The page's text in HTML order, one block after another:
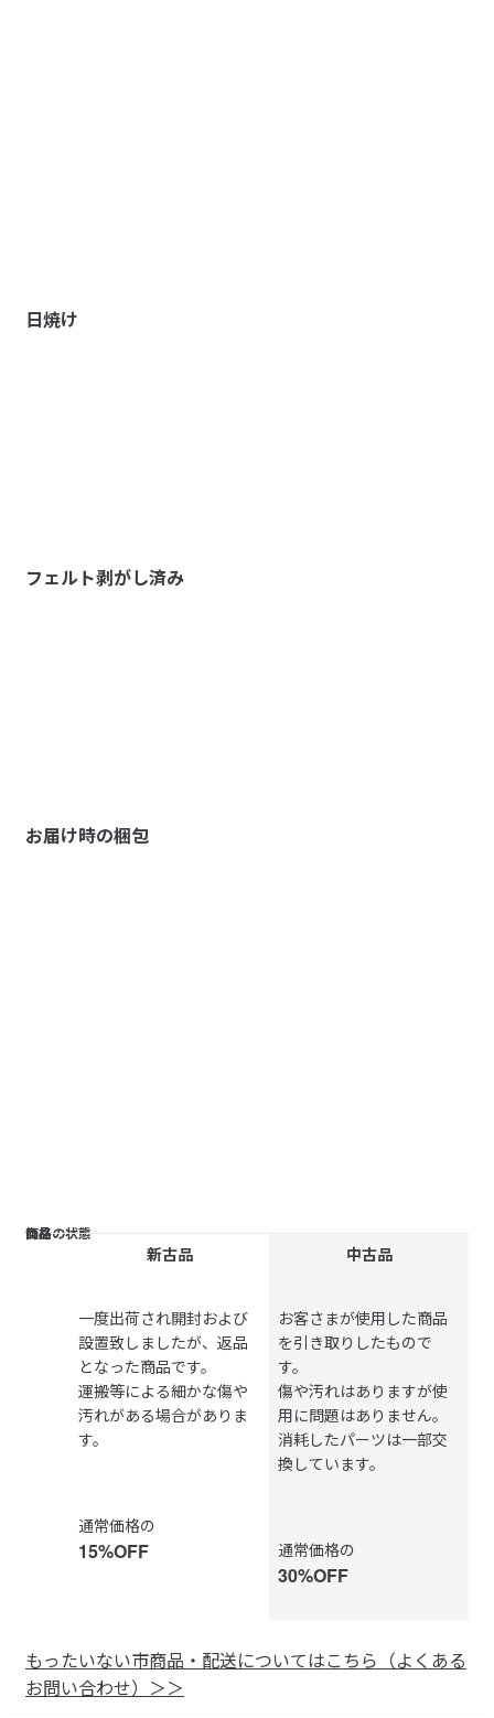
日焼け
フェルト剥がし済み
お届け時の梱包
商品の状態
価格
新古品
商品の状態
一度出荷され開封および
設置致しましたが、返品
となった商品です。
運搬等による細かな傷や
汚れがある場合がありま
す。
価格
通常価格の
15%OFF
中古品
商品の状態
お客さまが使用した商品
を引き取りしたもので
す。
傷や汚れはありますが使
用に問題はありません。
消耗したパーツは一部交
換しています。
価格
通常価格の
30%OFF
もったいない市商品・配送についてはこちら（よくある
お問い合わせ）＞＞